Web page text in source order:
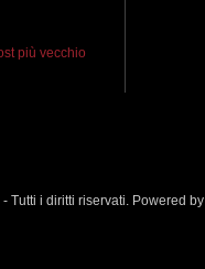
più vecchio
- Tutti i diritti riservati. Powered by